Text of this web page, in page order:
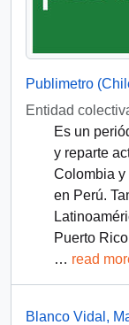
Publimetro
Entidad
Es un
y reparte
Colombia y
en Perú.
Puerto
… read
Blanco Vidal,